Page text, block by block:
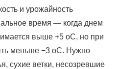
и урожайность
время — когда днем
выше +5 оС, но при
меньше −3 оС. Нужно
сухие ветки, несозревшие